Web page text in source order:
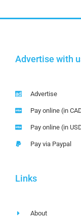
Advertise with
Advertise
Pay online (in
Pay online (in
Pay via Paypal
Links
About